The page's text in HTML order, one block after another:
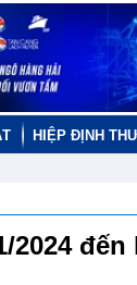
HIỆP ĐỊNH
đến